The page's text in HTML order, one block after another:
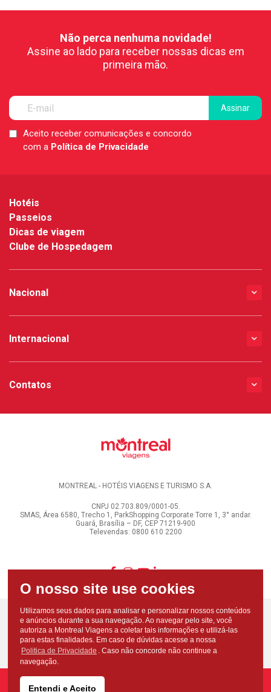
Não perca nenhuma novidade!
Assine ao lado para receber nossas dicas em
primeira mão.
LGPDAceito receber comunicações e concordo
com a Política de Privacidade
Hotéis
Passeios
Dicas de viagem
Clube de Hospedagem
Nacional
Internacional
Contatos
MONTREAL - HOTÉIS VIAGENS E TURISMO S.A.
CNPJ 02.703.809/0001-05.
SMAS, Área 6580, Trecho 1, ParkShopping Corporate Torre 1, 3° andar.
Guará, Brasília – DF, CEP 71219-900
Televendas: 0800 610 2200
Utilizamos seus dados para analisar e personalizar nossos conteúdos
e anúncios durante a sua navegação. Ao navegar pelo site, você
autoriza a Montreal Viagens a coletar tais informações e utilizá-las
para estas finalidades. Em caso de dúvidas acesse a nossa
Politica de Privacidade . Caso não concorde não continue a
navegação.
Entendi e Aceito